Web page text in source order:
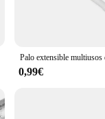
0,99€